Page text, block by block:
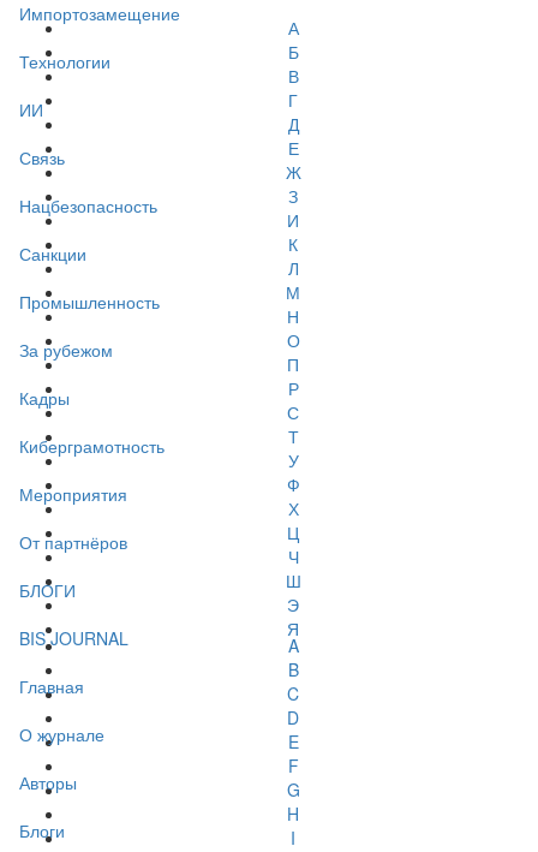
Импортозамещение
Технологии
ИИ
Связь
Нацбезопасность
Санкции
Промышленность
За рубежом
Кадры
Киберграмотность
Мероприятия
От партнёров
БЛОГИ
BIS JOURNAL
Главная
О журнале
Авторы
Блоги
А
Б
В
Г
Д
Е
Ж
З
И
К
Л
М
Н
О
П
Р
С
Т
У
Ф
Х
Ц
Ч
Ш
Э
Я
A
B
C
D
E
F
G
H
I